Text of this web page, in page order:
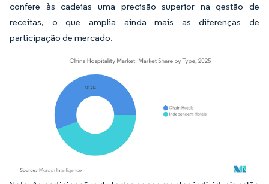
confere às cadeias uma precisão superior na gestão de
receitas, o que amplia ainda mais as diferenças de
participação de mercado.